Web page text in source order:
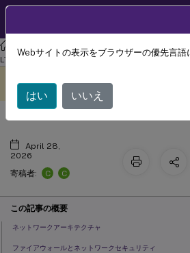
フェデレーション認証サービス
フェデ
LTSR
翻訳されています。
セキュリティとネット
April 28,
2026
寄稿者:
C C
この記事の概要
ネットワークアーキテクチャ
ファイアウォールとネットワークセキュリティ
Webサイトの表示をブラウザーの優先言語
はい いいえ